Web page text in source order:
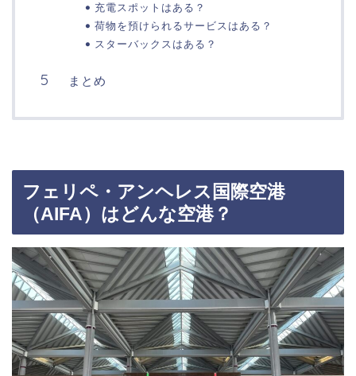
充電スポットはある？
荷物を預けられるサービスはある？
スターバックスはある？
まとめ
フェリペ・アンヘレス国際空港
（AIFA）はどんな空港？